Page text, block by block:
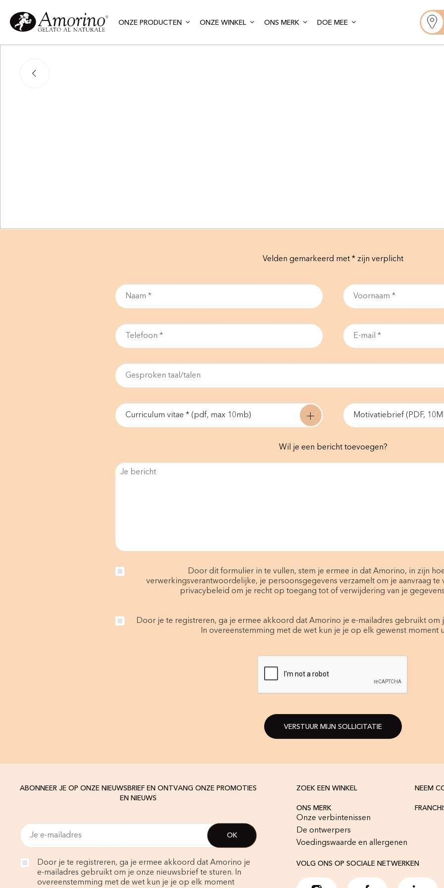
ONZE PRODUCTEN ONZE WINKEL ONS MERK DOE MEE
Velden gemarkeerd met * zijn verplicht
Curriculum vitae * (pdf, max 10mb) Motivatiebrief (PDF,
Wil je een bericht toevoegen?
Door dit formulier in te vullen, stem je ermee in dat Amorino, in zijn
verwerkingsverantwoordelijke, je persoonsgegevens verzamelt om je aanvraag te
privacybeleid om je recht op toegang tot of verwijdering van je
Door je te registreren, ga je ermee akkoord dat Amorino je e-mailadres gebruikt om
In overeenstemming met de wet kun je je op elk gewenst moment
VERSTUUR MIJN SOLLICITATIE
ABONNEER JE OP ONZE NIEUWSBRIEF EN ONTVANG ONZE PROMOTIES
EN NIEUWS
Door je te registreren, ga je ermee akkoord dat Amorino je
e-mailadres gebruikt om je onze nieuwsbrief te sturen. In
overeenstemming met de wet kun je je op elk moment
ZOEK EEN WINKEL NEEM
ONS MERK
Onze verbintenissen
De ontwerpers
Voedingswaarde en allergenen
VOLG ONS OP SOCIALE NETWERKEN